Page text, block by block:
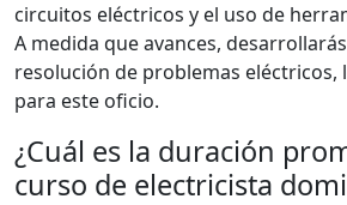
circuitos eléctricos y el uso de
A medida que avances,
resolución de problemas eléctricos,
para este oficio.
¿Cuál es la duración
curso de electricista